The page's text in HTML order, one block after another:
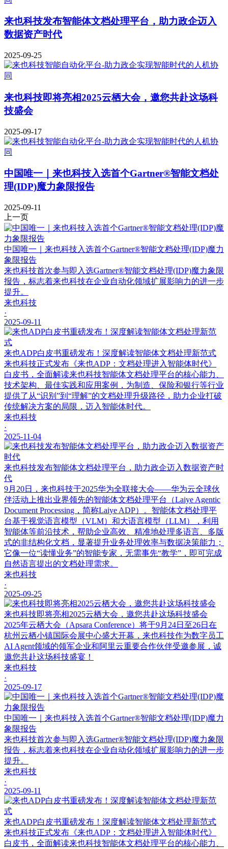
来也科技发布智能体文档处理平台，助力政企迈入
数据资产时代
2025-09-25
来也科技即将亮相2025云栖大会，邀您共赴这场科
技盛会
2025-09-17
中国唯一｜来也科技入选首个Gartner®智能文档处
理(IDP)魔力象限报告
2025-09-11
上一页
中国唯一｜来也科技入选首个Gartner®智能文档处理(IDP)魔力
象限报告
来也科技首次参与即入选Gartner®智能文档处理(IDP)魔力象限
报告，标志着来也科技在企业自动化领域扩展影响力的进一步
提升。
来也科技
·
2025-09-11
来也ADP白皮书重磅发布！深度解读智能体文档处理新范式
来也科技正式发布《来也ADP：文档处理进入智能体时代》
白皮书，全面解读来也科技智能体文档处理平台的核心能力、
技术架构、最佳实践和应用案例，为制造、保险和银行等行业
提供了从“识别”到“理解”的文档处理升级路径，助力企业打破
传统解决方案的局限，迈入智能体时代。
来也科技
·
2025-11-04
来也科技发布智能体文档处理平台，助力政企迈入数据资产时
代
9月20日，来也科技于2025华为全联接大会——华为云全球伙
伴活动上推出业界领先的智能体文档处理平台（Laiye Agentic
Document Processing，简称Laiye ADP）。智能体文档处理平
台基于视觉语言模型（VLM）和大语言模型（LLM），利用
智能体等前沿技术，帮助企业高效、精准地处理多语言、多版
式的非结构化文档，显著提升业务处理效率与数据决策能力；
它像一位“读懂业务”的智能专家，无需事先“教学”，即可完成
自然语言提出的文档处理需求。
来也科技
·
2025-09-25
来也科技即将亮相2025云栖大会，邀您共赴这场科技盛会
2025年云栖大会（Apsara Conference）将于9月24日至26日在
杭州云栖小镇国际会展中心盛大开幕，来也科技作为数字员工
AI Agent领域的领军企业和阿里云重要合作伙伴受邀参展，诚
邀您共赴这场科技盛宴！
来也科技
·
2025-09-17
中国唯一｜来也科技入选首个Gartner®智能文档处理(IDP)魔力
象限报告
来也科技首次参与即入选Gartner®智能文档处理(IDP)魔力象限
报告，标志着来也科技在企业自动化领域扩展影响力的进一步
提升。
来也科技
·
2025-09-11
来也ADP白皮书重磅发布！深度解读智能体文档处理新范式
来也科技正式发布《来也ADP：文档处理进入智能体时代》
白皮书，全面解读来也科技智能体文档处理平台的核心能力、